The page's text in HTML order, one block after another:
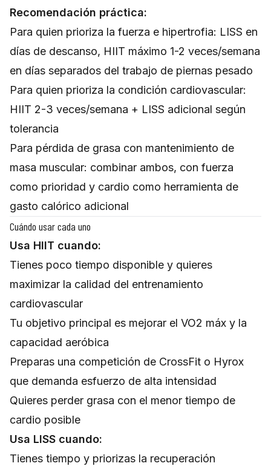
Recomendación práctica:
Para quien prioriza la fuerza e hipertrofia: LISS en
días de descanso, HIIT máximo 1-2 veces/semana
en días separados del trabajo de piernas pesado
Para quien prioriza la condición cardiovascular:
HIIT 2-3 veces/semana + LISS adicional según
tolerancia
Para pérdida de grasa con mantenimiento de
masa muscular: combinar ambos, con fuerza
como prioridad y cardio como herramienta de
gasto calórico adicional
Cuándo usar cada uno
Usa HIIT cuando:
Tienes poco tiempo disponible y quieres
maximizar la calidad del entrenamiento
cardiovascular
Tu objetivo principal es mejorar el VO2 máx y la
capacidad aeróbica
Preparas una competición de CrossFit o Hyrox
que demanda esfuerzo de alta intensidad
Quieres perder grasa con el menor tiempo de
cardio posible
Usa LISS cuando:
Tienes tiempo y priorizas la recuperación